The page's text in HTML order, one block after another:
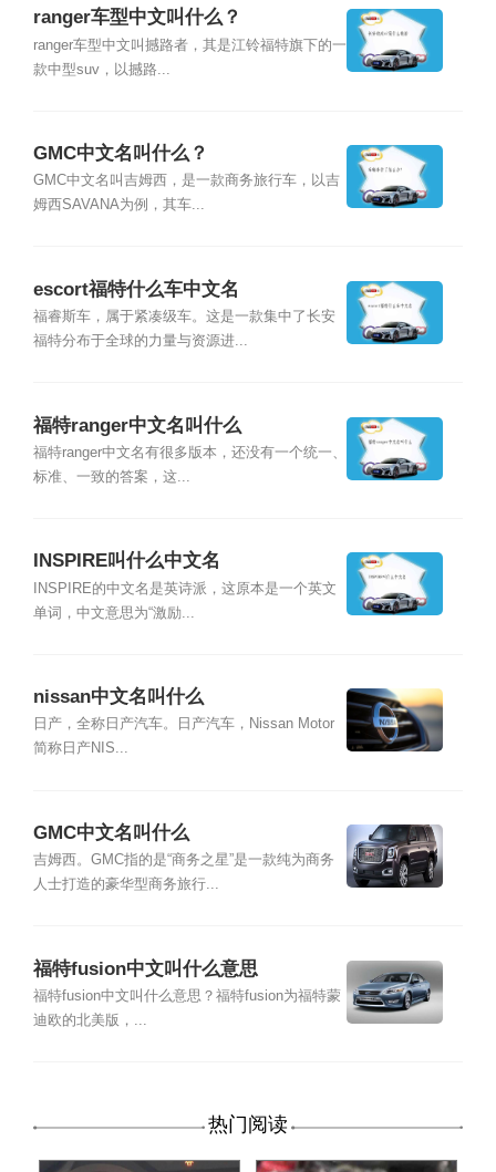
ranger车型中文叫什么？
ranger车型中文叫撼路者，其是江铃福特旗下的一
款中型suv，以撼路...
GMC中文名叫什么？
GMC中文名叫吉姆西，是一款商务旅行车，以吉
姆西SAVANA为例，其车...
escort福特什么车中文名
福睿斯车，属于紧凑级车。这是一款集中了长安
福特分布于全球的力量与资源进...
福特ranger中文名叫什么
福特ranger中文名有很多版本，还没有一个统一、
标准、一致的答案，这...
INSPIRE叫什么中文名
INSPIRE的中文名是英诗派，这原本是一个英文
单词，中文意思为“激励...
nissan中文名叫什么
日产，全称日产汽车。日产汽车，Nissan Motor
简称日产NIS...
GMC中文名叫什么
吉姆西。GMC指的是“商务之星”是一款纯为商务
人士打造的豪华型商务旅行...
福特fusion中文叫什么意思
福特fusion中文叫什么意思？福特fusion为福特蒙
迪欧的北美版，...
热门阅读